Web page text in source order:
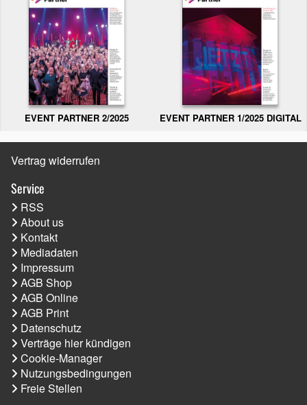
EVENT PARTNER 2/2025 EVENT PARTNER 1/2025 DIGITAL
Vertrag widerrufen
Service
RSS
About us
Kontakt
Mediadaten
Impressum
AGB Shop
AGB Online
AGB Print
Datenschutz
Verträge hier kündigen
Cookie-Manager
Nutzungsbedingungen
Freie Stellen